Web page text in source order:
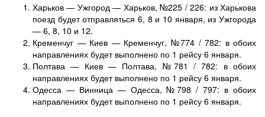
Харьков — Ужгород — Харьков, №225 / 226: из Харькова
поезд будет отправляться 6, 8 и 10 января, из Ужгорода
— 6, 8, 10 и 12.
Кременчуг — Киев — Кременчуг, №774 / 782: в обоих
направлениях будет выполнено по 1 рейсу 6 января.
Полтава — Киев — Полтава, №781 / 782: в обоих
направлениях будет выполнено по 1 рейсу 6 января.
Одесса — Винница — Одесса, №798 / 797: в обоих
направлениях будет выполнено по 1 рейсу 6 января.